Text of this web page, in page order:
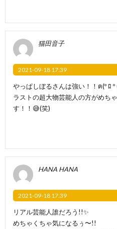
猫田音子
2021-09-18 17:39
やっぱしぼるさんは強い！！ฅ(º ﾛ º
ラストの超大物芸能人の方がめち
す！！😅(笑)
HANA HANA
2021-09-18 17:39
リアル芸能人誰だろう!!✨
めちゃくちゃ気になるぅ〜!!